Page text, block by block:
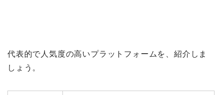
代表的で人気度の高いプラットフォームを、紹介しま
しょう。